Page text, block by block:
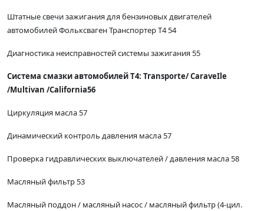
Штатные свечи зажигания для бензиновых двигателей
автомобилей Фольксваген Транспортер Т4 54
Диагностика неисправностей системы зажигания 55
Система смазки автомобилей Т4: Тгаnsporte/ СаraveIle
/Multivan /California56
Циркуляция масла 57
Динамический контроль давления масла 57
Проверка гидравлических выключателей / давления масла 58
Масляный фильтр 53
Масляный поддон / масляный насос / масляный фильтр (4-цил.